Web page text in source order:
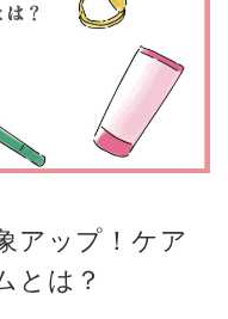
アップ！ケア
とは？